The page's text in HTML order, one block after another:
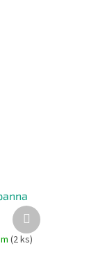
(2 ks)
Další
produkt